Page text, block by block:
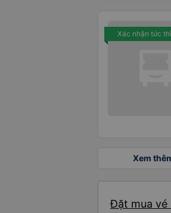
Xác nhận tức thì
Xem
Đặt mua vé